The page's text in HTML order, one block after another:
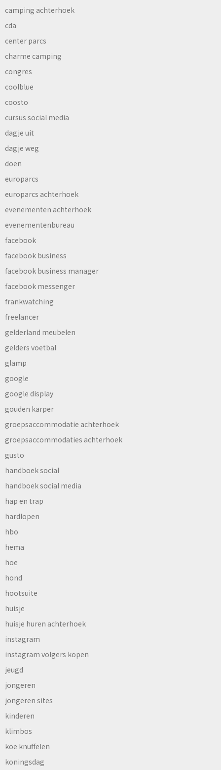
camping achterhoek
cda
center parcs
charme camping
congres
coolblue
coosto
cursus social media
dagje uit
dagje weg
doen
europarcs
europarcs achterhoek
evenementen achterhoek
evenementenbureau
facebook
facebook business
facebook business manager
facebook messenger
frankwatching
freelancer
gelderland meubelen
gelders voetbal
glamp
google
google display
gouden karper
groepsaccommodatie achterhoek
groepsaccommodaties achterhoek
gusto
handboek social
handboek social media
hap en trap
hardlopen
hbo
hema
hoe
hond
hootsuite
huisje
huisje huren achterhoek
instagram
instagram volgers kopen
jeugd
jongeren
jongeren sites
kinderen
klimbos
koe knuffelen
koningsdag